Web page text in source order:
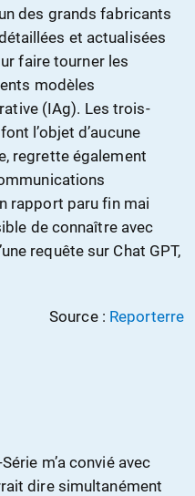
des grands fabricants
et actualisées
faire tourner les
modèles
(IAg). Les trois-
l’objet d’aucune
regrette également
rapport paru fin mai
de connaître avec
requête sur Chat GPT,
Source : Reporterre
m’a convié avec
dire simultanément